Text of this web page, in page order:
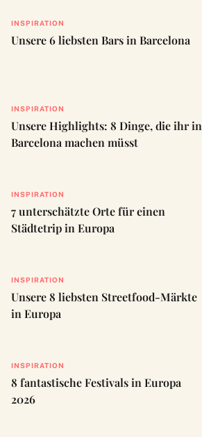
INSPIRATION
Unsere 6 liebsten Bars in Barcelona
INSPIRATION
Unsere Highlights: 8 Dinge, die ihr in
Barcelona machen müsst
INSPIRATION
7 unterschätzte Orte für einen
Städtetrip in Europa
INSPIRATION
Unsere 8 liebsten Streetfood-Märkte
in Europa
INSPIRATION
8 fantastische Festivals in Europa
2026